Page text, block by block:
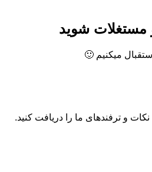
مستغلات شوید
میکنیم 🙂
و ترفندهای ما را دریافت کنید.